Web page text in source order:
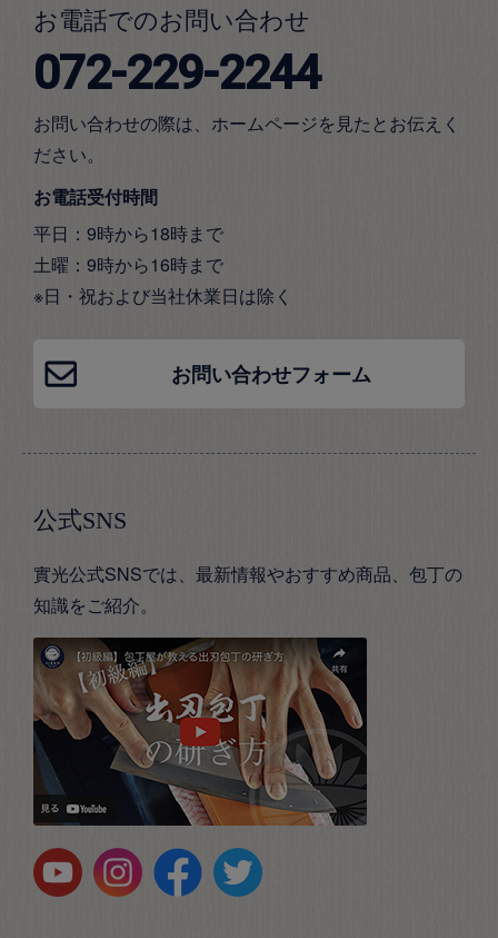
お電話でのお問い合わせ
072-229-2244
お問い合わせの際は、ホームページを見たとお伝えく
ださい。
お電話受付時間
平日：9時から18時まで
土曜：9時から16時まで
※日・祝および当社休業日は除く
お問い合わせフォーム
公式SNS
實光公式SNSでは、最新情報やおすすめ商品、包丁の
知識をご紹介。